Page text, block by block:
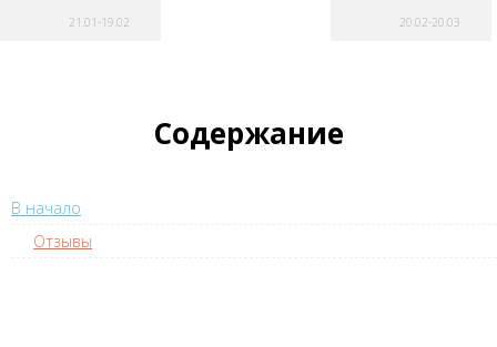
21.01-19.02 20.02-20.03
Содержание
В начало
Отзывы